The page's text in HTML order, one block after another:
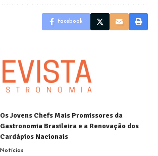
Facebook
Os Jovens Chefs Mais Promissores da
Gastronomia Brasileira e a Renovação dos
Cardápios Nacionais
Notícias